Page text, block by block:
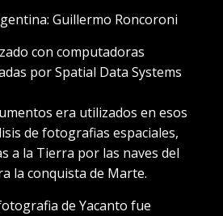
Guillermo Roncoroni
con computadoras
por Spatial Data Systems
era utilizados en esos
de fotografias espaciales,
a la Tierra por las naves del
la conquista de Marte.
de Yacanto fue